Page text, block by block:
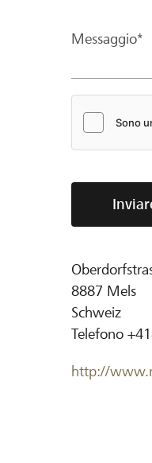
Messaggio*
8887 Mels
Schweiz
Telefono
http://